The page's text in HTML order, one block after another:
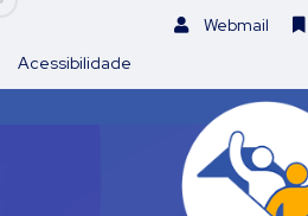
Webmail
Acessibilidade